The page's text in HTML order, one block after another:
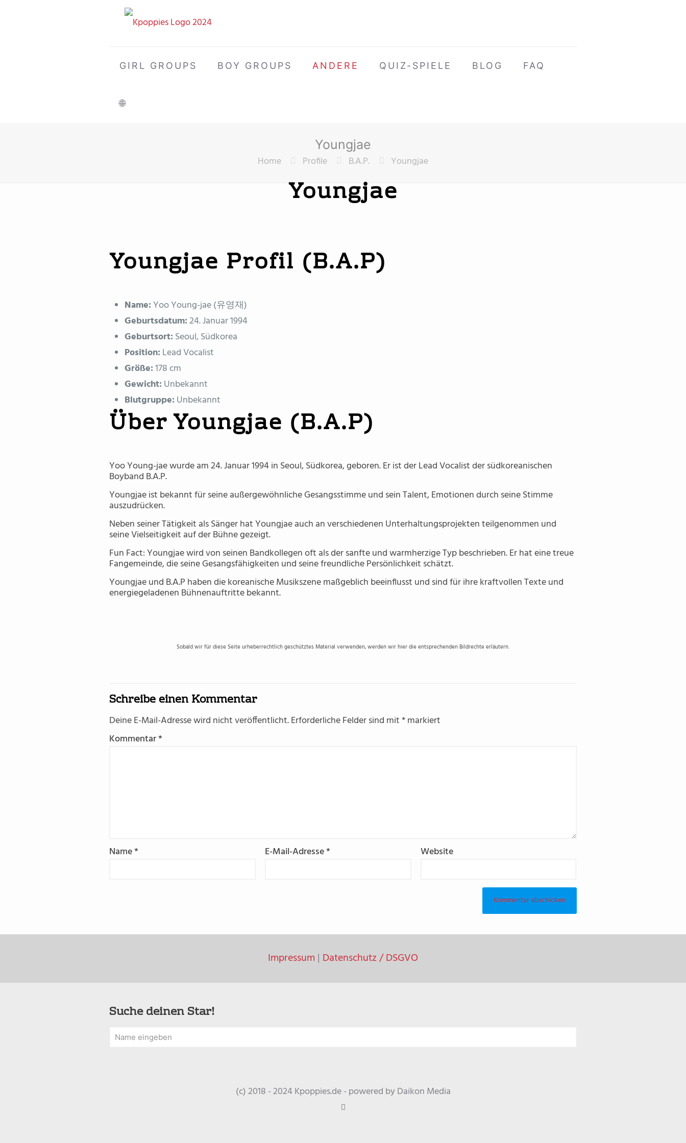
GIRL GROUPS BOY GROUPS ANDERE QUIZ-SPIELE BLOG FAQ
🌐
Youngjae
Home Profile B.A.P. Youngjae
Youngjae
Youngjae Profil (B.A.P)
Name:Yoo Young-jae (유영재)
Geburtsdatum:24. Januar 1994
Geburtsort: Seoul, Südkorea
Position: Lead Vocalist
Größe:178 cm
Gewicht: Unbekannt
Blutgruppe: Unbekannt
Über Youngjae (B.A.P)
Yoo Young-jae wurde am 24. Januar 1994 in Seoul, Südkorea, geboren. Er ist der Lead Vocalist der südkoreanischen
Boyband B.A.P.
Youngjae ist bekannt für seine außergewöhnliche Gesangsstimme und sein Talent, Emotionen durch seine Stimme
auszudrücken.
Neben seiner Tätigkeit als Sänger hat Youngjae auch an verschiedenen Unterhaltungsprojekten teilgenommen und
seine Vielseitigkeit auf der Bühne gezeigt.
Fun Fact: Youngjae wird von seinen Bandkollegen oft als der sanfte und warmherzige Typ beschrieben. Er hat eine treue
Fangemeinde, die seine Gesangsfähigkeiten und seine freundliche Persönlichkeit schätzt.
Youngjae und B.A.P haben die koreanische Musikszene maßgeblich beeinflusst und sind für ihre kraftvollen Texte und
energiegeladenen Bühnenauftritte bekannt.
Sobald wir für diese Seite urheberrechtlich geschütztes Material verwenden, werden wir hier die entsprechenden Bildrechte erläutern.
Schreibe einen Kommentar
Deine E-Mail-Adresse wird nicht veröffentlicht.Erforderliche Felder sind mit*markiert
Kommentar*
Name* E-Mail-Adresse* Website
Impressum | Datenschutz / DSGVO
Suche deinen Star!
(c) 2018 - 2024 Kpoppies.de - powered by Daikon Media